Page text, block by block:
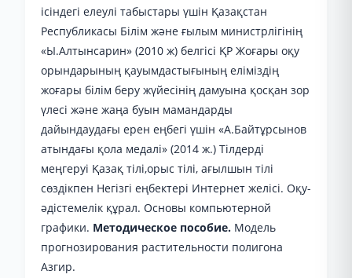
ісіндегі елеулі табыстары үшін Қазақстан
Республикасы Білім және ғылым министрлігінің
«Ы.Алтынсарин» (2010 ж) белгісі ҚР Жоғары оқу
орындарының қауымдастығының еліміздің
жоғары білім беру жүйесінің дамуына қосқан зор
үлесі және жаңа буын мамандарды
дайындаудағы ерен еңбегі үшін «А.Байтұрсынов
атындағы қола медалі» (2014 ж.) Тілдерді
меңгеруі Қазақ тілі,орыс тілі, ағылшын тілі
сөздікпен Негізгі еңбектері Интернет желісі. Оқу-
әдістемелік құрал. Основы компьютерной
графики. Методическое пособие. Модель
прогнозирования растительности полигона
Азгир.